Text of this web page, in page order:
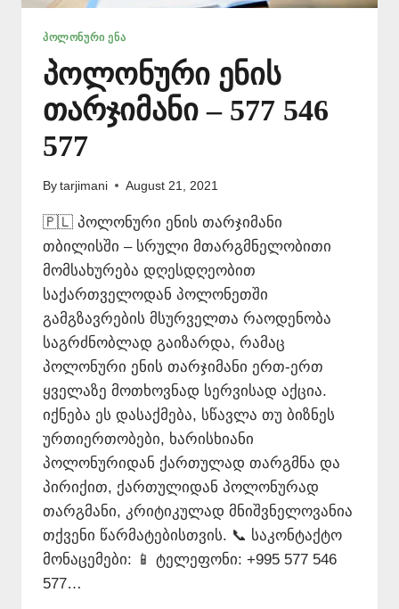
ᲞᲝᲚᲝᲜᲣᲠᲘ ᲔᲜᲐ
პოლონური ენის
თარჯიმანი – 577 546
577
By tarjimani August 21, 2021
🇵🇱 პოლონური ენის თარჯიმანი
თბილისში – სრული მთარგმნელობითი
მომსახურება დღესდღეობით
საქართველოდან პოლონეთში
გამგზავრების მსურველთა რაოდენობა
საგრძნობლად გაიზარდა, რამაც
პოლონური ენის თარჯიმანი ერთ-ერთ
ყველაზე მოთხოვნად სერვისად აქცია.
იქნება ეს დასაქმება, სწავლა თუ ბიზნეს
ურთიერთობები, ხარისხიანი
პოლონურიდან ქართულად თარგმნა და
პირიქით, ქართულიდან პოლონურად
თარგმანი, კრიტიკულად მნიშვნელოვანია
თქვენი წარმატებისთვის. 📞 საკონტაქტო
მონაცემები: 📱 ტელეფონი: +995 577 546
577…